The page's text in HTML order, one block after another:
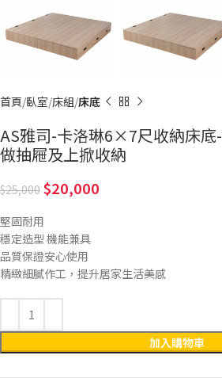
首頁 臥室 床組 床底
AS雅司-卡洛琳6×7尺收納床
做抽屜及上掀收納
25,000 20,000
堅固耐用
穩定造型 機能兼具
品質保證安心使用
精緻細膩作工，提升居家生活美感
加入購物車